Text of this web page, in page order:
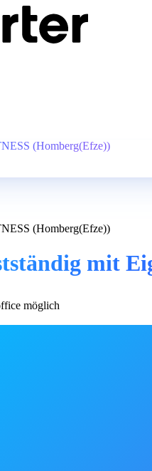
(Homberg(Efze))
(Homberg(Efze))
mit
möglich